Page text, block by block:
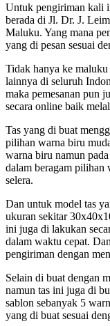
Untuk pengiriman kali
berada di Jl. Dr. J.
Maluku. Yang mana
yang di pesan sesuai
Tidak hanya ke
lainnya di seluruh
maka pemesanan pun
secara online baik
Tas yang di buat
pilihan warna biru
warna biru namun
dalam beragam pilihan
selera.
Dan untuk model tas
ukuran sekitar
ini juga di lakukan
dalam waktu cepat.
pengiriman dengan
Selain di buat dengan
namun tas ini juga di
sablon sebanyak 5
yang di buat sesuai